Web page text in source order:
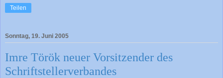
Teilen
Sonntag, 19. Juni 2005
Imre Török neuer Vorsitzender des
Schriftstellerverbandes